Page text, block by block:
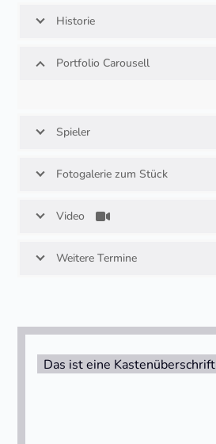
Historie
Portfolio Carousell
Spieler
Fotogalerie zum Stück
Video
Weitere Termine
Das ist eine Kastenüberschrift